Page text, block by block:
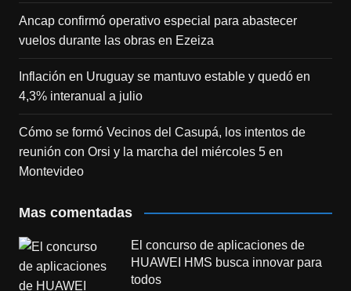
Ancap confirmó operativo especial para abastecer
vuelos durante las obras en Ezeiza
Inflación en Uruguay se mantuvo estable y quedó en
4,3% interanual a julio
Cómo se formó Vecinos del Casupá, los intentos de
reunión con Orsi y la marcha del miércoles 5 en
Montevideo
Mas comentadas
El concurso de aplicaciones de
HUAWEI HMS busca innovar para
todos